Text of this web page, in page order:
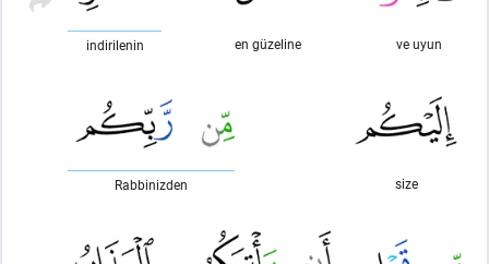
ve uyun
en güzeline
indirilenin
size
Rabbinizden